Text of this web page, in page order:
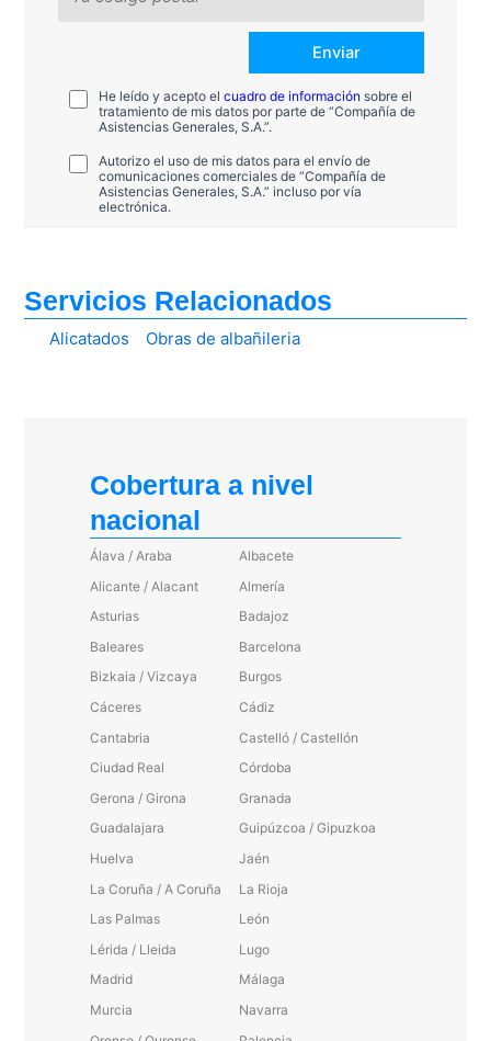
He leído y acepto elcuadro de información sobre el
tratamiento de mis datos por parte de “Compañía de
Asistencias Generales, S.A.”.
Autorizo el uso de mis datos para el envío de
comunicaciones comerciales de “Compañía de
Asistencias Generales, S.A.” incluso por vía
electrónica.
Servicios Relacionados
Alicatados Obras de albañileria
Cobertura a nivel
nacional
Álava / Araba
Albacete
Alicante / Alacant
Almería
Asturias
Badajoz
Baleares
Barcelona
Bizkaia / Vizcaya
Burgos
Cáceres
Cádiz
Cantabria
Castelló / Castellón
Ciudad Real
Córdoba
Gerona / Girona
Granada
Guadalajara
Guipúzcoa / Gipuzkoa
Huelva
Jaén
La Coruña / A Coruña
La Rioja
Las Palmas
León
Lérida / Lleida
Lugo
Madrid
Málaga
Murcia
Navarra